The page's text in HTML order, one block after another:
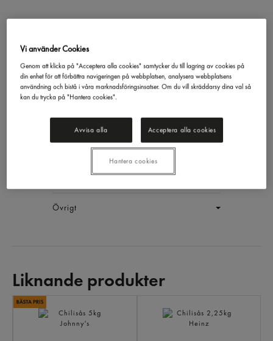
Chilisås
Felix5kg
EAN:
LOGGA IN
Generell produktinfo
Innehållsförteckning
Övrigt
Liknande produkter
Vi använder Cookies
Genom att klicka på "Acceptera alla cookies" samtycker du till lagring av cookies på
din enhet för att förbättra navigeringen på webbplatsen, analysera webbplatsens
användning och bistå i våra marknadsföringsinsatser. Om du vill skräddarsy dina val så
kan du trycka på "Hantera cookies".
Avvisa alla Acceptera alla cookies
Hantera cookies